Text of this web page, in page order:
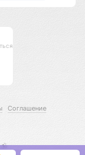
Соглашение
🕉️